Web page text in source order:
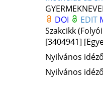
DOI
EDIT
Szakcikk
[3404941]
Nyilvános
Nyilvános